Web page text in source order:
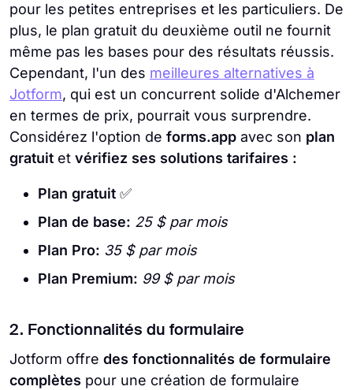
pour les petites entreprises et les particuliers. De
plus, le plan gratuit du deuxième outil ne fournit
même pas les bases pour des résultats réussis.
Cependant, l'un des meilleures alternatives à
Jotform, qui est un concurrent solide d'Alchemer
en termes de prix, pourrait vous surprendre.
Considérez l'option de forms.app avec son plan
gratuit et vérifiez ses solutions tarifaires :
Plan gratuit ✅
Plan de base: 25 $ par mois
Plan Pro: 35 $ par mois
Plan Premium: 99 $ par mois
2. Fonctionnalités du formulaire
Jotform offre des fonctionnalités de formulaire
complètes pour une création de formulaire